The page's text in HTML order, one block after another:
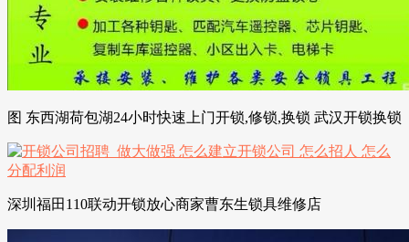
图 东西湖荷包湖24小时快速上门开锁,修锁,换锁 武汉开锁换锁
深圳福田110联动开锁放心商家曹东生锁具维修店